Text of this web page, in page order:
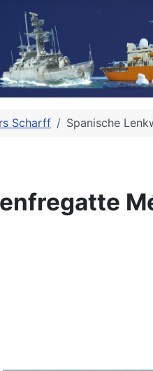
Scharff Spanische